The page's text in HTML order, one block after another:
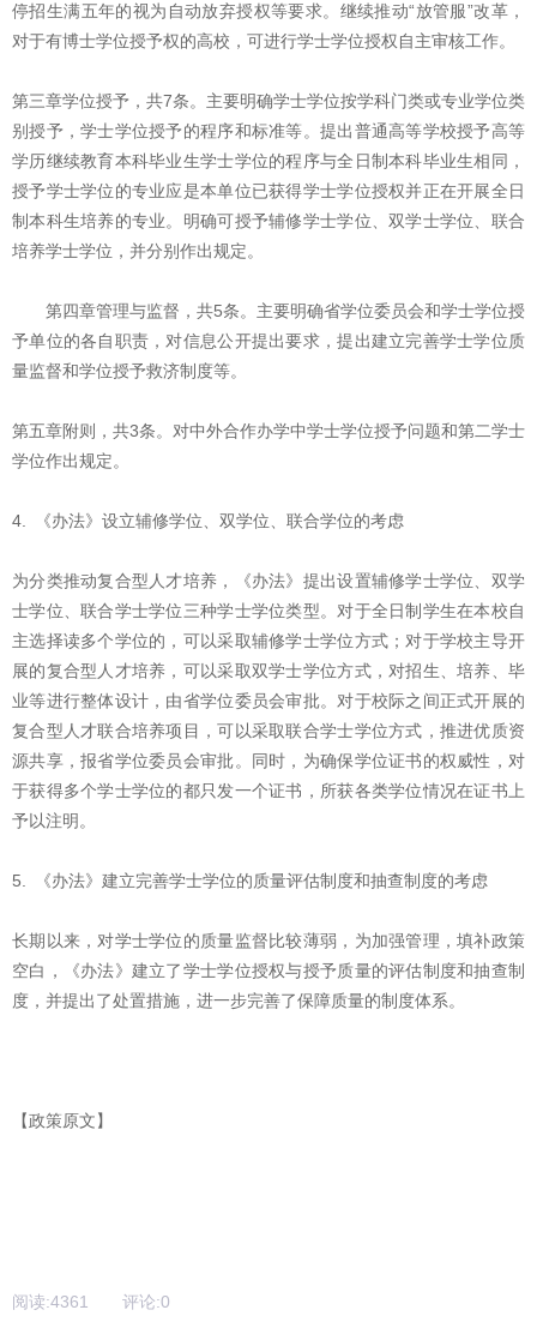
停招生满五年的视为自动放弃授权等要求。继续推动“放管服”改革，
对于有博士学位授予权的高校，可进行学士学位授权自主审核工作。
第三章学位授予，共7条。主要明确学士学位按学科门类或专业学位类
别授予，学士学位授予的程序和标准等。提出普通高等学校授予高等
学历继续教育本科毕业生学士学位的程序与全日制本科毕业生相同，
授予学士学位的专业应是本单位已获得学士学位授权并正在开展全日
制本科生培养的专业。明确可授予辅修学士学位、双学士学位、联合
培养学士学位，并分别作出规定。
第四章管理与监督，共5条。主要明确省学位委员会和学士学位授
予单位的各自职责，对信息公开提出要求，提出建立完善学士学位质
量监督和学位授予救济制度等。
第五章附则，共3条。对中外合作办学中学士学位授予问题和第二学士
学位作出规定。
4. 《办法》设立辅修学位、双学位、联合学位的考虑
为分类推动复合型人才培养，《办法》提出设置辅修学士学位、双学
士学位、联合学士学位三种学士学位类型。对于全日制学生在本校自
主选择读多个学位的，可以采取辅修学士学位方式；对于学校主导开
展的复合型人才培养，可以采取双学士学位方式，对招生、培养、毕
业等进行整体设计，由省学位委员会审批。对于校际之间正式开展的
复合型人才联合培养项目，可以采取联合学士学位方式，推进优质资
源共享，报省学位委员会审批。同时，为确保学位证书的权威性，对
于获得多个学士学位的都只发一个证书，所获各类学位情况在证书上
予以注明。
5. 《办法》建立完善学士学位的质量评估制度和抽查制度的考虑
长期以来，对学士学位的质量监督比较薄弱，为加强管理，填补政策
空白，《办法》建立了学士学位授权与授予质量的评估制度和抽查制
度，并提出了处置措施，进一步完善了保障质量的制度体系。
【政策原文】
阅读:4361 评论:0